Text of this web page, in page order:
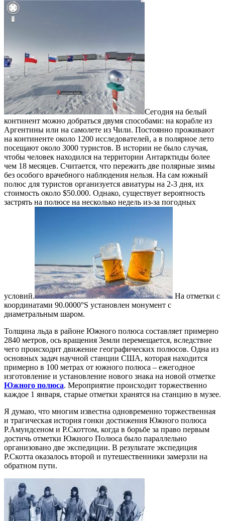
Сегодня на белый
континент можно добраться двумя способами: на корабле из
Аргентины или на самолете из Чили. Постоянно проживают
на континенте около 1200 исследователей, а в полярное лето
посещают около 3000 туристов. В истории не было случая,
чтобы человек находился на территории Антарктиды более
чем 18 месяцев. Считается, что пережить две полярные зимы
без особого врачебного наблюдения нельзя. На сам южный
полюс для туристов организуется авиатуры на 2-3 дня, их
стоимость около $50.000. Однако, существует вероятность
застрять на полюсе на несколько недель из-за погодных
условий.
На отметки с
координатами 90.0000°S установлен монумент с
диаметральным шаром.
Толщина льда в районе Южного полюса составляет примерно
2840 метров, ось вращения Земли перемещается, вследствие
чего происходит движение географических полюсов. Одна из
основных задач научной станции США, которая находится
примерно в 100 метрах от южного полюса – ежегодное
изготовление и установление нового знака на новой отметке
Южного полюса. Мероприятие происходит торжественно
каждое 1 января, старые отметки хранятся на станцию в музее.
Я думаю, что многим известна одновременно торжественная
и трагическая история гонки достижения Южного полюса
Р.Амундсеном и Р.Скоттом, когда в борьбе за право первым
достичь отметки Южного Полюса было параллельно
организовано две экспедиции. В результате экспедиция
Р.Скотта оказалось второй и путешественники замерзли на
обратном пути.